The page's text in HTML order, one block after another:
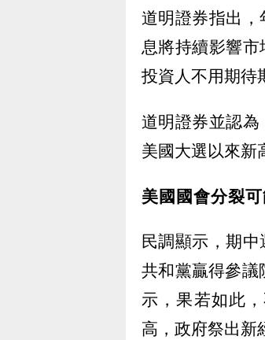
道明證券指出
息將持續影響
投資人不用期待
道明證券並認為
美國大選以來新
美國國會分裂
民調顯示，期
共和黨贏得參議
示，果若如此
高，政府祭出新